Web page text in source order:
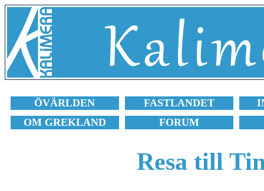
ÖVÄRLDEN FASTLANDET
OM GREKLAND
FORUM
Resa till